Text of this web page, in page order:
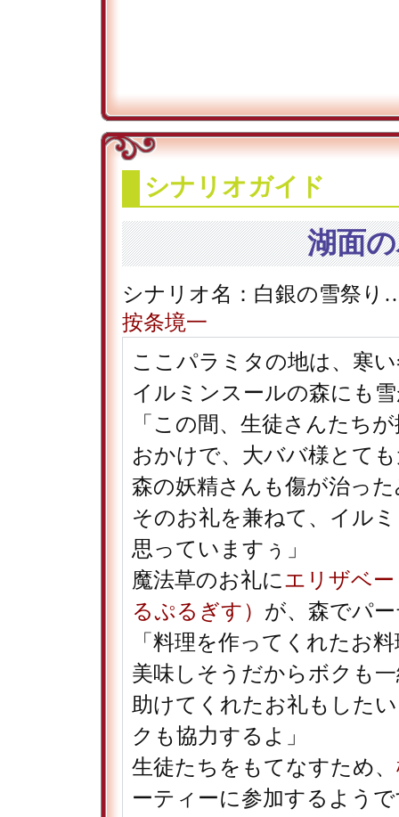
シナリオガイド
湖面
シナリオ名：白銀の雪祭り
按条境一
ここパラミタの地は、寒
イルミンスールの森にも
「この間、生徒さんたち
おかけで、大ババ様とて
森の妖精さんも傷が治っ
そのお礼を兼ねて、イル
思っていますぅ」
魔法草のお礼にエリザベ
るぷるぎす） が、森でパ
「料理を作ってくれたお
美味しそうだからボクも
助けてくれたお礼もした
クも協力するよ」
生徒たちをもてなすため、
ーティーに参加するよう